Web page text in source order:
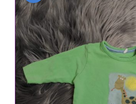
IN DEN WARENKORB /